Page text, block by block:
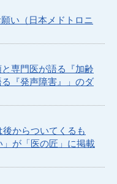
い（日本メドトロニ
専門医が語る『加齢
『発声障害』」のダ
からついてくるも
が「医の匠」に掲載